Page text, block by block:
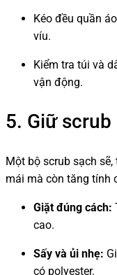
Kéo đều quần
víu.
Kiểm tra túi và
vận động.
5. Giữ
Một bộ scrub sạch
mái mà còn tăng tính
Giặt đúng cách:
cao.
Sấy và ủi nhẹ:
có polyester.